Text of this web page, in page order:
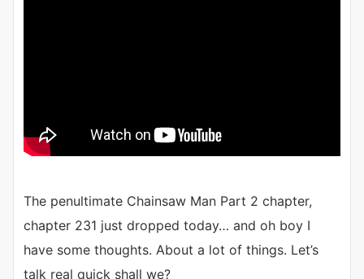
The penultimate Chainsaw Man Part 2 chapter,
chapter 231 just dropped today… and oh boy I
have some thoughts. About a lot of things. Let’s
talk real quick shall we?